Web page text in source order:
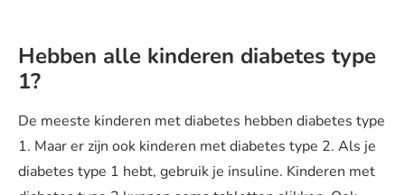
Hebben alle kinderen diabetes type
1?
De meeste kinderen met diabetes hebben diabetes type
1. Maar er zijn ook kinderen met diabetes type 2. Als je
diabetes type 1 hebt, gebruik je insuline. Kinderen met